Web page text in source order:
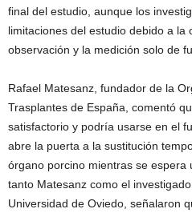
final del estudio, aunque los
limitaciones del estudio debido a la
observación y la medición solo de
Rafael Matesanz, fundador de la
Trasplantes de España, comentó
satisfactorio y podría usarse en el
abre la puerta a la sustitución
órgano porcino mientras se espera
tanto Matesanz como el
Universidad de Oviedo, señalaron